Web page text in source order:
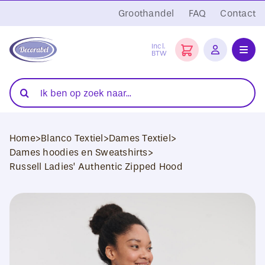
naar
inhoud
Groothandel FAQ Contact
Incl.
BTW
Folies
Transferpersen
Sublimatie
Hobby Artikelen
Zoeken
naar:
Home>Blanco Textiel>Dames Textiel>
Dames hoodies en Sweatshirts>
Russell Ladies’ Authentic Zipped Hood